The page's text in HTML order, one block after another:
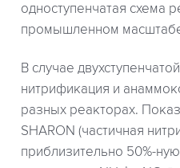
одноступенчатая схема
промышленном
В случае
нитрификация и
разных реакторах.
SHARON (частичная
приблизительно 50%-